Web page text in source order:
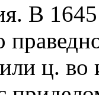
В 1645
ц.